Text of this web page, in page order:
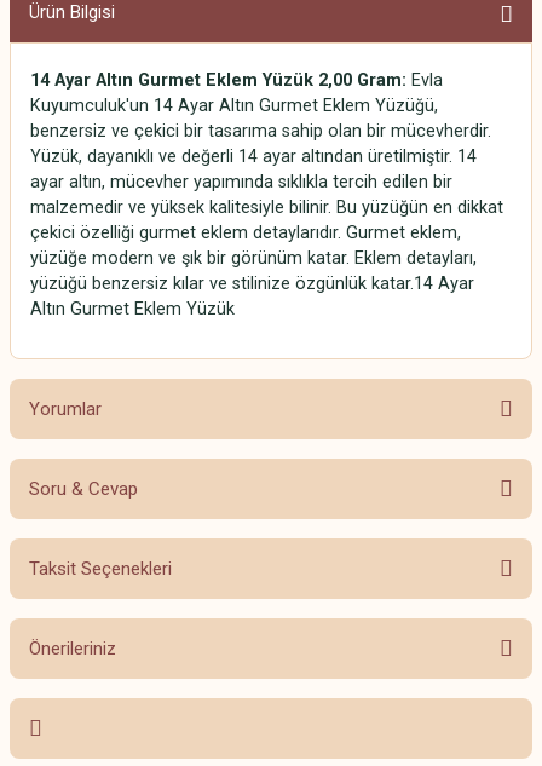
Ürün Bilgisi
14 Ayar Altın Gurmet Eklem Yüzük 2,00 Gram: Evla
Kuyumculuk'un 14 Ayar Altın Gurmet Eklem Yüzüğü,
benzersiz ve çekici bir tasarıma sahip olan bir mücevherdir.
Yüzük, dayanıklı ve değerli 14 ayar altından üretilmiştir. 14
ayar altın, mücevher yapımında sıklıkla tercih edilen bir
malzemedir ve yüksek kalitesiyle bilinir. Bu yüzüğün en dikkat
çekici özelliği gurmet eklem detaylarıdır. Gurmet eklem,
yüzüğe modern ve şık bir görünüm katar. Eklem detayları,
yüzüğü benzersiz kılar ve stilinize özgünlük katar.14 Ayar
Altın Gurmet Eklem Yüzük
Yorumlar
Bu ürüne ilk yorumu siz yapın!
Soru & Cevap
Ürün hakkında henüz soru sorulmamış.
Taksit Seçenekleri
Önerileriniz
Bu ürünün fiyat bilgisi, resim, ürün açıklamalarında ve diğer konularda
yetersiz gördüğünüz noktaları öneri formunu kullanarak tarafımıza
iletebilirsiniz.